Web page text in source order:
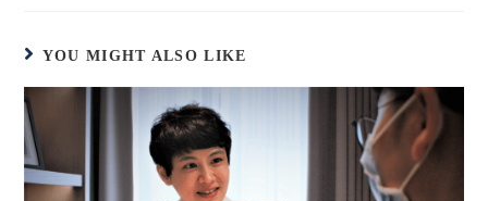
YOU MIGHT ALSO LIKE